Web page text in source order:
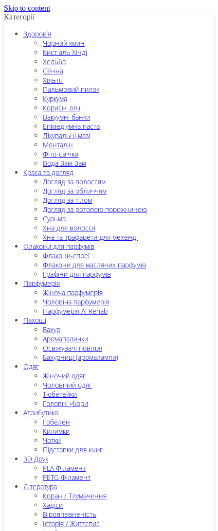
Skip to content
Категорії
Здоров’я
Чорний кмин
Кист аль Хінді
Хельба
Сенна
Хільтіт
Пальмовий пилок
Куркума
Корисні олії
Вакуумні банки
Епімедіумна паста
Лікувальні мазі
Монталін
Фіто-свічки
Вода Зам-Зам
Краса та догляд
Догляд за волоссям
Догляд за обличчям
Догляд за тілом
Догляд за ротовою порожниною
Сурьма
Хна для волосся
Хна та трафарети для мехенді
Флакони для парфумів
Флакони-спреї
Флакони для масляних парфумів
Графіни для парфумів
Парфумерія
Жіноча парфумерія
Чоловіча парфумерія
Парфумерія Al Rehab
Пахощі
Бахур
Аромапалички
Освіжувачі повітря
Бахурниці (аромалампи)
Одяг
Жіночий одяг
Чоловічий одяг
Тюбетейки
Головні убори
Атрибутика
Гобелен
Килимки
Чотки
Підставки для книг
3D Друк
PLA Філамент
PETG Філамент
Література
Коран / Тлумачення
Хадіси
Віровпевненість
Історія / Життєпис